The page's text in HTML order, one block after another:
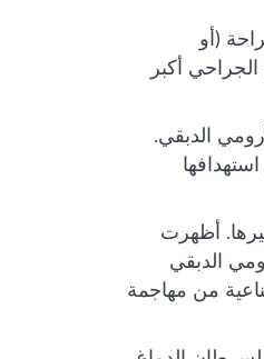
(أو
أكبر
الدبقي.
أظهرت
الدبقي
من مهاجمة